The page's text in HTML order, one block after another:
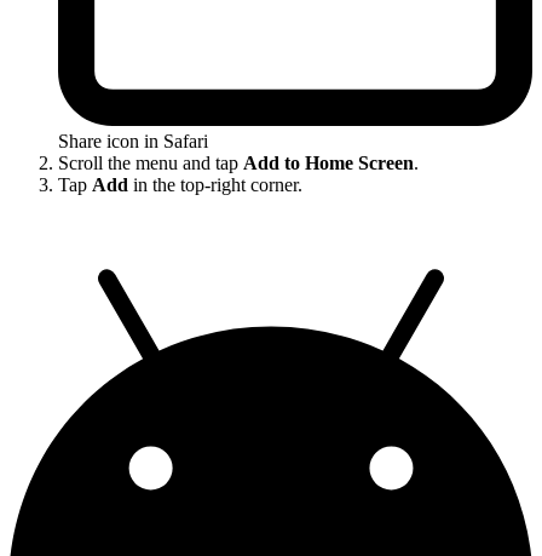
Share icon in Safari
Scroll the menu and tap Add to Home Screen.
Tap Add in the top-right corner.